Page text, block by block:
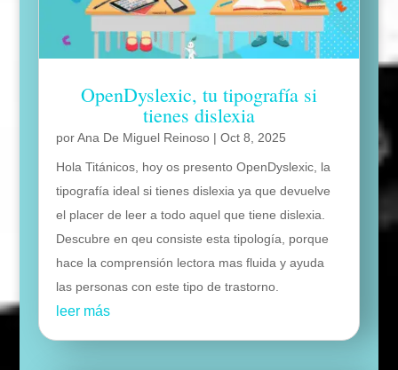
OpenDyslexic, tu tipografía si
tienes dislexia
porAna De Miguel Reinoso| Oct 8, 2025
Hola Titánicos, hoy os presento OpenDyslexic, la
tipografía ideal si tienes dislexia ya que devuelve
el placer de leer a todo aquel que tiene dislexia.
Descubre en qeu consiste esta tipología, porque
hace la comprensión lectora mas fluida y ayuda
las personas con este tipo de trastorno.
leer más